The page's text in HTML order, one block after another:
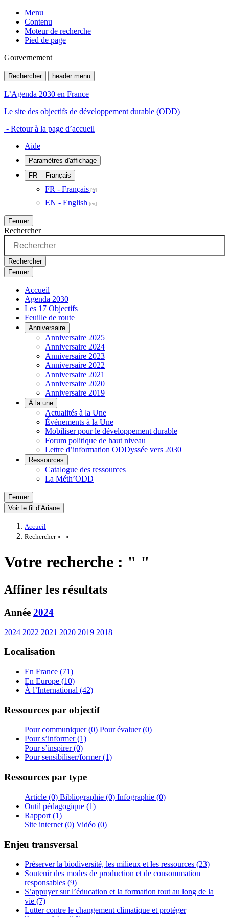
Menu
Contenu
Moteur de recherche
Pied de page
Gouvernement
Rechercher header menu
L’Agenda 2030 en France
Le site des objectifs de développement durable (ODD)
- Retour à la page d’accueil
Aide
Paramètres d'affichage
FR - Français
FR - Français
EN - English
Fermer
Rechercher
Rechercher
Fermer
Accueil
Agenda 2030
Les 17 Objectifs
Feuille de route
Anniversaire
Anniversaire 2025
Anniversaire 2024
Anniversaire 2023
Anniversaire 2022
Anniversaire 2021
Anniversaire 2020
Anniversaire 2019
À la une
Actualités à la Une
Événements à la Une
Mobiliser pour le développement durable
Forum politique de haut niveau
Lettre d’information ODDyssée vers 2030
Ressources
Catalogue des ressources
La Méth’ODD
Fermer
Voir le fil d’Ariane
Accueil
Rechercher «
»
Votre recherche : " "
Affiner les résultats
Année 2024
2024 2022 2021 2020 2019 2018
Localisation
En France (71)
En Europe (10)
À l’International (42)
Ressources par objectif
Pour communiquer (0) Pour évaluer (0)
Pour s’informer (1)
Pour s’inspirer (0)
Pour sensibiliser/former (1)
Ressources par type
Article (0) Bibliographie (0) Infographie (0)
Outil pédagogique (1)
Rapport (1)
Site internet (0) Vidéo (0)
Enjeu transversal
Préserver la biodiversité, les milieux et les ressources (23)
Soutenir des modes de production et de consommation
responsables (9)
S’appuyer sur l’éducation et la formation tout au long de la
vie (7)
Lutter contre le changement climatique et protéger